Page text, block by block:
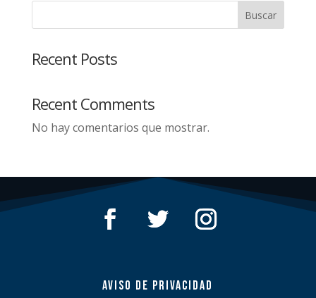
Buscar
Recent Posts
Recent Comments
No hay comentarios que mostrar.
AVISO DE PRIVACIDAD